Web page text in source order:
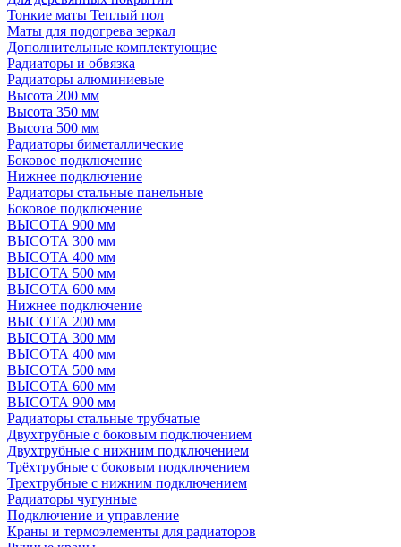
Тонкие маты Теплый пол
Маты для подогрева зеркал
Дополнительные комплектующие
Радиаторы и обвязка
Радиаторы алюминиевые
Высота 200 мм
Высота 350 мм
Высота 500 мм
Радиаторы биметаллические
Боковое подключение
Нижнее подключение
Радиаторы стальные панельные
Боковое подключение
ВЫСОТА 900 мм
ВЫСОТА 300 мм
ВЫСОТА 400 мм
ВЫСОТА 500 мм
ВЫСОТА 600 мм
Нижнее подключение
ВЫСОТА 200 мм
ВЫСОТА 300 мм
ВЫСОТА 400 мм
ВЫСОТА 500 мм
ВЫСОТА 600 мм
ВЫСОТА 900 мм
Радиаторы стальные трубчатые
Двухтрубные с боковым подключением
Двухтрубные с нижним подключением
Трёхтрубные с боковым подключением
Трехтрубные с нижним подключением
Радиаторы чугунные
Подключение и управление
Краны и термоэлементы для радиаторов